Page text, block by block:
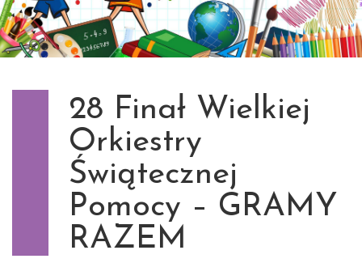
28 Finał Wielkiej
Orkiestry
Świątecznej
Pomocy – GRAMY
RAZEM